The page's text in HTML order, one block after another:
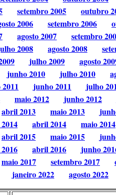
setembro 2005 outubro
2006 setembro 2006
agosto 2007 setembro
2008 agosto 2008
julho 2009 agosto
junho 2010 julho 2010
junho 2011 julho
maio 2012 junho 2012
abril 2013 maio 2013
abril 2014 maio 2014
abril 2015 maio 2015
abril 2016 junho
maio 2017 setembro 2017
janeiro 2022 agosto 2022